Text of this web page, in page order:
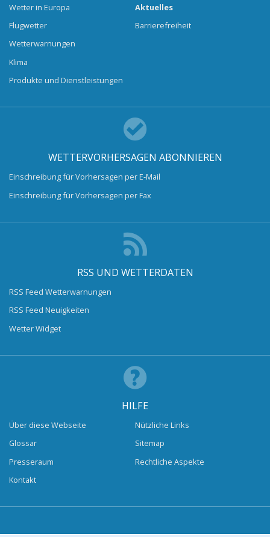
Wetter in Europa
Flugwetter
Wetterwarnungen
Klima
Produkte und Dienstleistungen
Aktuelles
Barrierefreiheit
WETTERVORHERSAGEN ABONNIEREN
Einschreibung für Vorhersagen per E-Mail
Einschreibung für Vorhersagen per Fax
RSS UND WETTERDATEN
RSS Feed Wetterwarnungen
RSS Feed Neuigkeiten
Wetter Widget
HILFE
Über diese Webseite
Glossar
Presseraum
Kontakt
Nützliche Links
Sitemap
Rechtliche Aspekte